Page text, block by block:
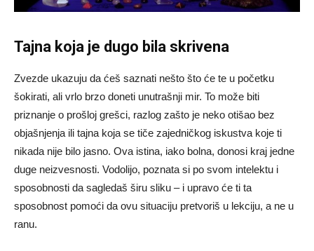
Tajna koja je dugo bila skrivena
Zvezde ukazuju da ćeš saznati nešto što će te u početku
šokirati, ali vrlo brzo doneti unutrašnji mir. To može biti
priznanje o prošloj grešci, razlog zašto je neko otišao bez
objašnjenja ili tajna koja se tiče zajedničkog iskustva koje ti
nikada nije bilo jasno. Ova istina, iako bolna, donosi kraj jedne
duge neizvesnosti. Vodolijo, poznata si po svom intelektu i
sposobnosti da sagledaš širu sliku – i upravo će ti ta
sposobnost pomoći da ovu situaciju pretvoriš u lekciju, a ne u
ranu.